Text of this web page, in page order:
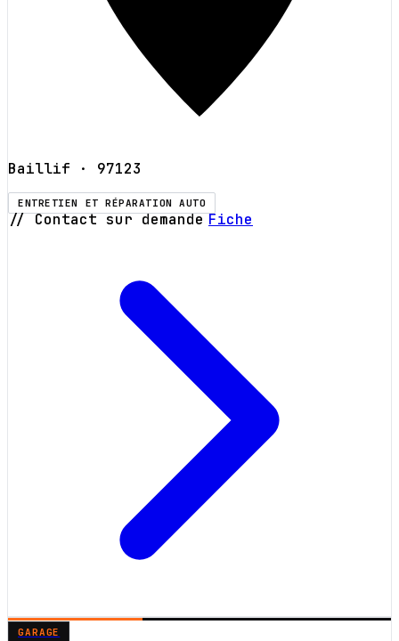
Baillif · 97123
ENTRETIEN ET RÉPARATION AUTO
// Contact sur demande Fiche
GARAGE